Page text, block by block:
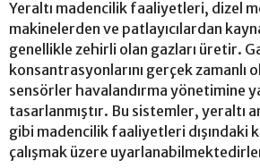
Yeraltı madencilik faaliyetleri, dizel
makinelerden ve patlayıcılardan
genellikle zehirli olan gazları üretir.
konsantrasyonlarını gerçek zamanlı
sensörler havalandırma yönetimine
tasarlanmıştır. Bu sistemler, yeraltı
gibi madencilik faaliyetleri dışındaki
çalışmak üzere